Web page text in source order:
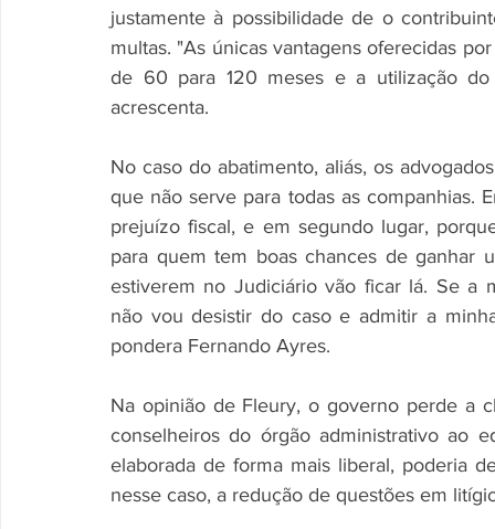
justamente à possibilidade de o
multas. "As únicas vantagens oferecidas
de 60 para 120 meses e a utilização
acrescenta.
No caso do abatimento, aliás, os
que não serve para todas as companhias.
prejuízo fiscal, e em segundo lugar,
para quem tem boas chances de ganhar
estiverem no Judiciário vão ficar lá. Se a
não vou desistir do caso e admitir a
pondera Fernando Ayres.
Na opinião de Fleury, o governo perde a
conselheiros do órgão administrativo ao
elaborada de forma mais liberal, poderia
nesse caso, a redução de questões em